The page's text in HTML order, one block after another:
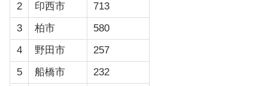
2
印西市
713
3
柏市
580
4
野田市
257
5
船橋市 232